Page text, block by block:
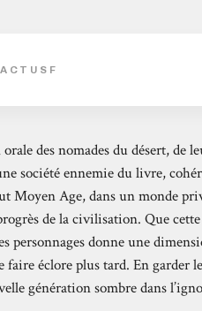
des nomades du désert, de
société ennemie du livre,
Moyen Age, dans un monde
de la civilisation. Que
personnages donne une
faire éclore plus tard. En garder
génération sombre dans